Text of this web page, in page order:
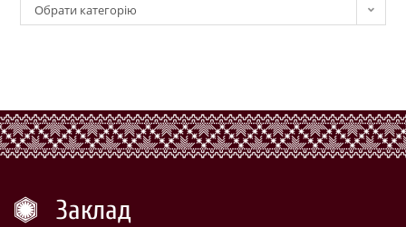
Обрати категорію
Заклад